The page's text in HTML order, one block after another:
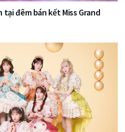
tại đêm bán kết Miss Grand